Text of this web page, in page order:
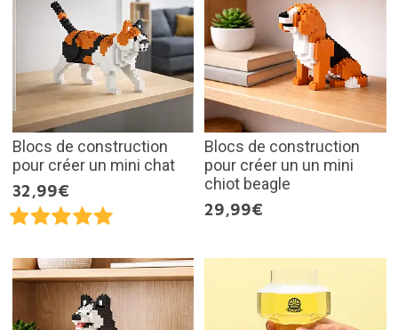
Blocs de construction
pour créer un mini chat
32,99€
Blocs de construction
pour créer un un mini
chiot beagle
29,99€